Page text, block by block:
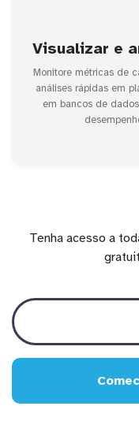
Visualizar e
Monitore métricas de
análises rápidas em
em bancos de
Tenha acesso a